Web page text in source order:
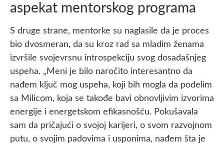
aspekat mentorskog programa
S druge strane, mentorke su naglasile da je proces
bio dvosmeran, da su kroz rad sa mladim ženama
izvršile svojevrsnu introspekciju svog dosadašnjeg
uspeha. „Meni je bilo naročito interesantno da
nađem ključ mog uspeha, koji bih mogla da podelim
sa Milicom, koja se takođe bavi obnovljivim izvorima
energije i energetskom efikasnošću. Pokušavala
sam da pričajući o svojoj karijeri, o svom razvojnom
putu, o svojim padovima i usponima, nađem šta je